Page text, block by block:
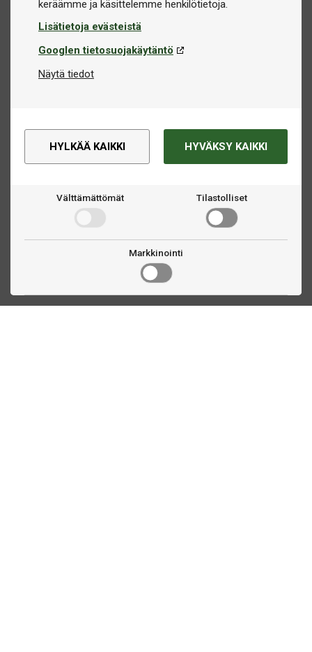
Lisätietoja evästeistä
Googlen tietosuojakäytäntö
Näytä tiedot
HYLKÄÄ KAIKKI HYVÄKSY KAIKKI
Välttämättömät Tilastolliset
Markkinointi